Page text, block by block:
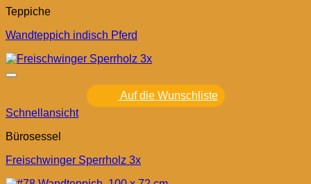
Teppiche
Wandteppich indisch Pferd
Auf die Wunschliste
Schnellansicht
Bürosessel
Freischwinger Sperrholz 3x